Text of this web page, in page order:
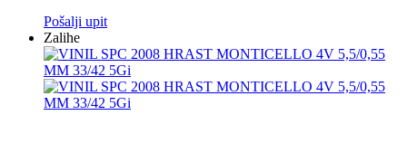
Pošalji upit
Zalihe